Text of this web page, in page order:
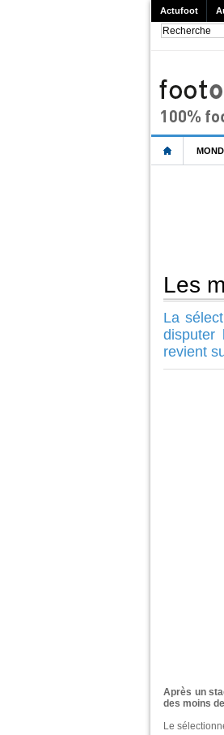
Actufoot
Les
La
disputer
revient
Après un
des moins
Le